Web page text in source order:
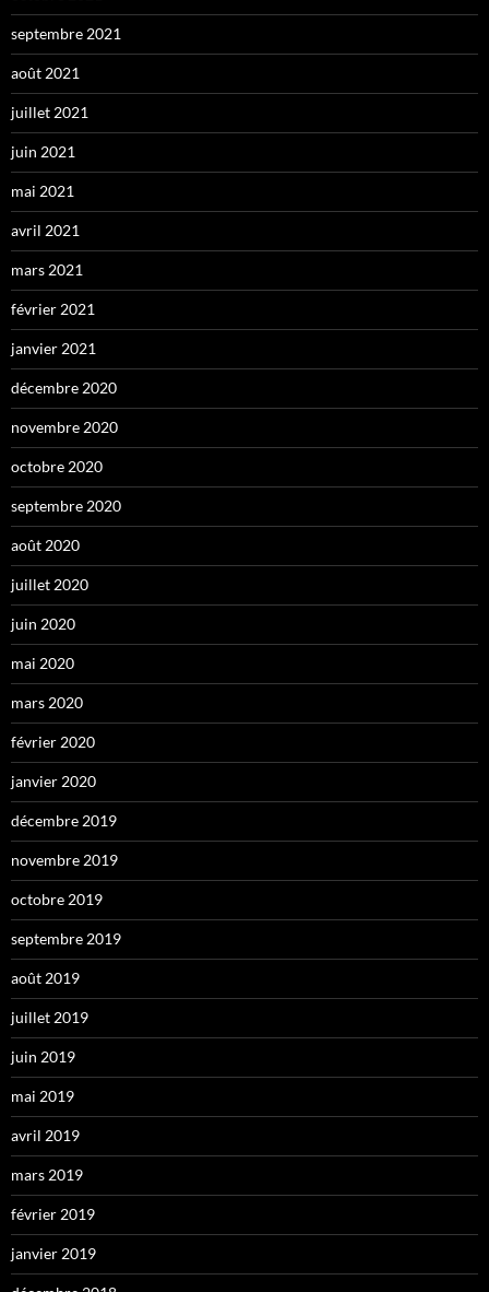
septembre 2021
août 2021
juillet 2021
juin 2021
mai 2021
avril 2021
mars 2021
février 2021
janvier 2021
décembre 2020
novembre 2020
octobre 2020
septembre 2020
août 2020
juillet 2020
juin 2020
mai 2020
mars 2020
février 2020
janvier 2020
décembre 2019
novembre 2019
octobre 2019
septembre 2019
août 2019
juillet 2019
juin 2019
mai 2019
avril 2019
mars 2019
février 2019
janvier 2019